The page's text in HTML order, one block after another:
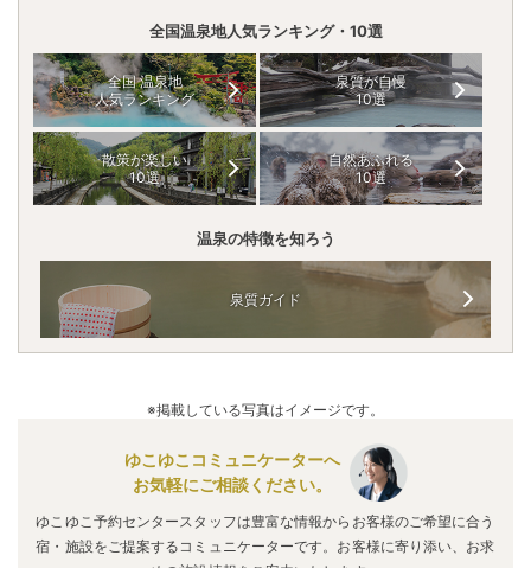
全国温泉地人気ランキング・10選
全国 温泉地
人気ランキング
泉質が自慢
10選
散策が楽しい
10選
自然あふれる
10選
温泉の特徴を知ろう
泉質ガイド
※掲載している写真はイメージです。
ゆこゆこコミュニケーターへ
お気軽にご相談ください。
ゆこゆこ予約センタースタッフは豊富な情報からお客様のご希望に合う
宿・施設をご提案するコミュニケーターです。お客様に寄り添い、お求